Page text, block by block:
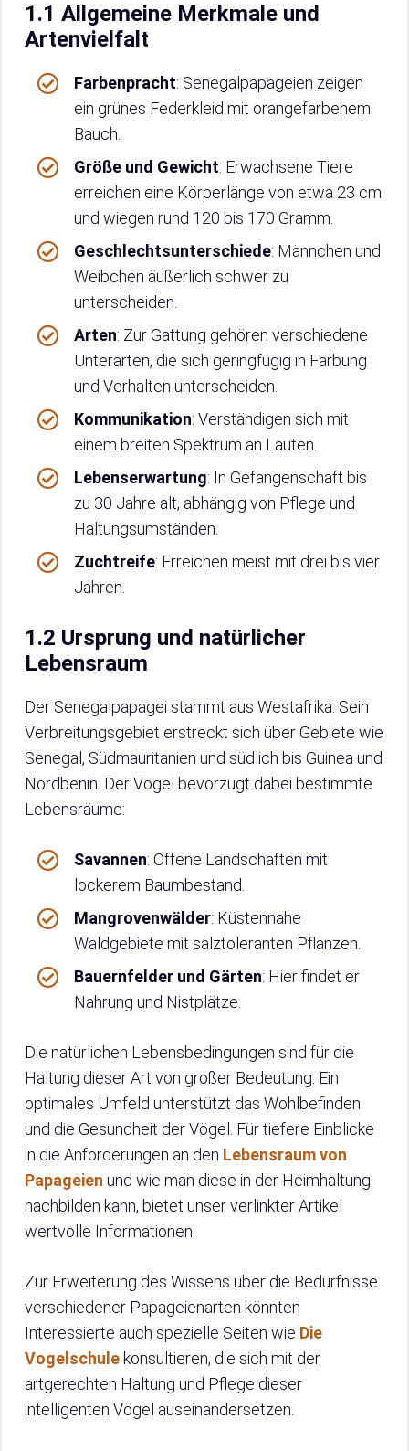
1.1 Allgemeine Merkmale und
Artenvielfalt
Farbenpracht: Senegalpapageien zeigen
ein grünes Federkleid mit orangefarbenem
Bauch.
Größe und Gewicht: Erwachsene Tiere
erreichen eine Körperlänge von etwa 23 cm
und wiegen rund 120 bis 170 Gramm.
Geschlechtsunterschiede: Männchen und
Weibchen äußerlich schwer zu
unterscheiden.
Arten: Zur Gattung gehören verschiedene
Unterarten, die sich geringfügig in Färbung
und Verhalten unterscheiden.
Kommunikation: Verständigen sich mit
einem breiten Spektrum an Lauten.
Lebenserwartung: In Gefangenschaft bis
zu 30 Jahre alt, abhängig von Pflege und
Haltungsumständen.
Zuchtreife: Erreichen meist mit drei bis vier
Jahren.
1.2 Ursprung und natürlicher
Lebensraum
Der Senegalpapagei stammt aus Westafrika. Sein
Verbreitungsgebiet erstreckt sich über Gebiete wie
Senegal, Südmauritanien und südlich bis Guinea und
Nordbenin. Der Vogel bevorzugt dabei bestimmte
Lebensräume:
Savannen: Offene Landschaften mit
lockerem Baumbestand.
Mangrovenwälder: Küstennahe
Waldgebiete mit salztoleranten Pflanzen.
Bauernfelder und Gärten: Hier findet er
Nahrung und Nistplätze.
Die natürlichen Lebensbedingungen sind für die
Haltung dieser Art von großer Bedeutung. Ein
optimales Umfeld unterstützt das Wohlbefinden
und die Gesundheit der Vögel. Für tiefere Einblicke
in die Anforderungen an den Lebensraum von
Papageien und wie man diese in der Heimhaltung
nachbilden kann, bietet unser verlinkter Artikel
wertvolle Informationen.
Zur Erweiterung des Wissens über die Bedürfnisse
verschiedener Papageienarten könnten
Interessierte auch spezielle Seiten wie Die
Vogelschule konsultieren, die sich mit der
artgerechten Haltung und Pflege dieser
intelligenten Vögel auseinandersetzen.